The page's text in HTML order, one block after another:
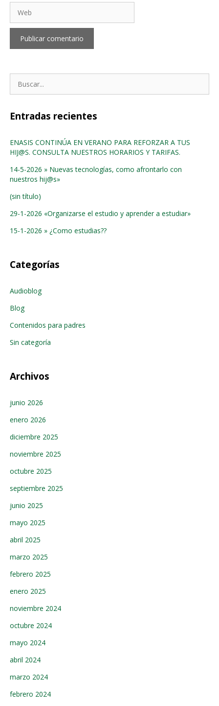
Entradas recientes
ENASIS CONTINÚA EN VERANO PARA REFORZAR A TUS
HIJ@S. CONSULTA NUESTROS HORARIOS Y TARIFAS.
14-5-2026 » Nuevas tecnologías, como afrontarlo con
nuestros hij@s»
(sin título)
29-1-2026 «Organizarse el estudio y aprender a estudiar»
15-1-2026 » ¿Como estudias??
Categorías
Audioblog
Blog
Contenidos para padres
Sin categoría
Archivos
junio 2026
enero 2026
diciembre 2025
noviembre 2025
octubre 2025
septiembre 2025
junio 2025
mayo 2025
abril 2025
marzo 2025
febrero 2025
enero 2025
noviembre 2024
octubre 2024
mayo 2024
abril 2024
marzo 2024
febrero 2024